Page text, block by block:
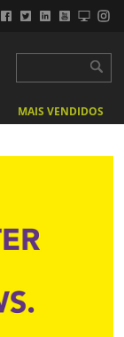
MAIS VENDIDOS